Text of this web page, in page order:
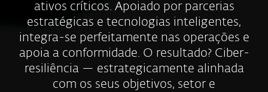
ativos críticos. Apoiado por parcerias
estratégicas e tecnologias inteligentes,
integra-se perfeitamente nas operações e
apoia a conformidade. O resultado? Ciber-
resiliência — estrategicamente alinhada
com os seus objetivos, setor e